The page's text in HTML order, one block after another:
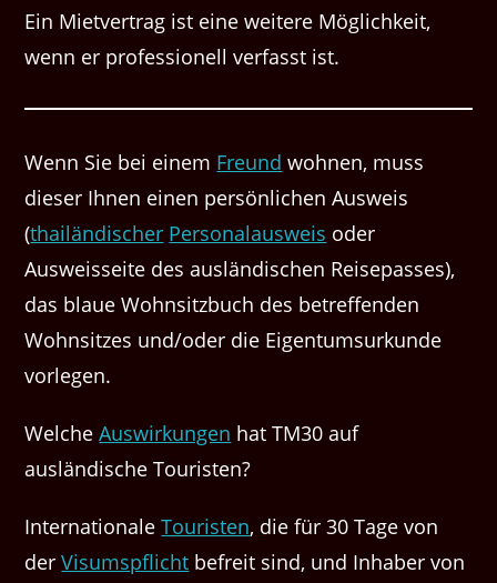
Ein Mietvertrag ist eine weitere Möglichkeit,
wenn er professionell verfasst ist.
Wenn Sie bei einem Freund wohnen, muss
dieser Ihnen einen persönlichen Ausweis
(thailändischer Personalausweis oder
Ausweisseite des ausländischen Reisepasses),
das blaue Wohnsitzbuch des betreffenden
Wohnsitzes und/​oder die Eigentumsurkunde
vorlegen.
WelcheAuswirkungen hat TM30 auf
ausländische Touristen?
InternationaleTouristen, die für 30 Tage von
derVisumspflicht befreit sind, und Inhaber von